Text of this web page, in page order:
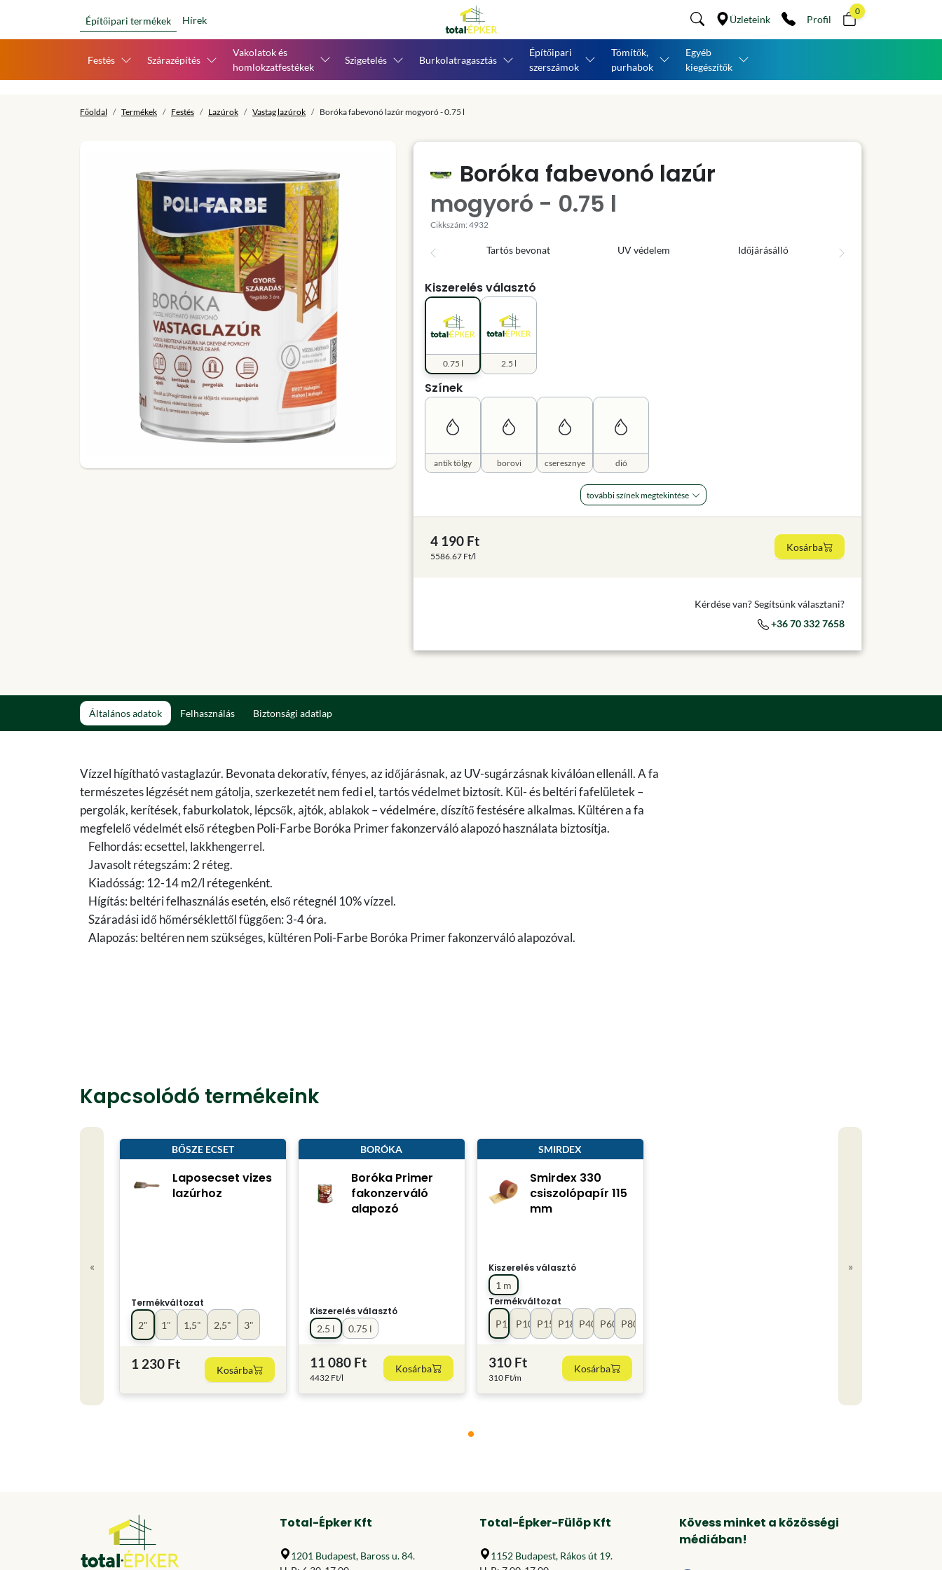
Építőipari termékek Hírek Üzleteink Profil
0
Festés Szárazépítés
Vakolatok és
homlokzatfestékek
Szigetelés Burkolatragasztás
Építőipari
szerszámok
Tömítők,
purhabok
Egyéb
kiegészítők
Főoldal Termékek Festés Lazúrok Vastag lazúrok Boróka fabevonó lazúr mogyoró - 0.75 l
Boróka fabevonó lazúr
mogyoró - 0.75 l
Cikkszám: 4932
Tartós bevonat UV védelem Időjárásálló
Kiszerelés választó
0.75 l 2.5 l
Színek
antik tölgy borovi cseresznye dió
további színek megtekintése
4 190 Ft
5586.67 Ft/l
Kosárba
Kérdése van? Segítsünk választani?
+36 70 332 7658
Általános adatok Felhasználás Biztonsági adatlap
Vízzel hígítható vastaglazúr. Bevonata dekoratív, fényes, az időjárásnak, az UV-sugárzásnak kiválóan ellenáll. A fa
természetes légzését nem gátolja, szerkezetét nem fedi el, tartós védelmet biztosít. Kül- és beltéri fafelületek –
pergolák, kerítések, faburkolatok, lépcsők, ajtók, ablakok – védelmére, díszítő festésére alkalmas. Kültéren a fa
megfelelő védelmét első rétegben Poli-Farbe Boróka Primer fakonzerváló alapozó használata biztosítja.
Felhordás: ecsettel, lakkhengerrel.
Javasolt rétegszám: 2 réteg.
Kiadósság: 12-14 m2/l rétegenként.
Hígítás: beltéri felhasználás esetén, első rétegnél 10% vízzel.
Száradási idő hőmérséklettől függően: 3-4 óra.
Alapozás: beltéren nem szükséges, kültéren Poli-Farbe Boróka Primer fakonzerváló alapozóval.
Kapcsolódó termékeink
«
BŐSZE ECSET
Laposecset vizes
lazúrhoz
Termékváltozat
1"
1,5"
2" 2,5" 3"
1 230 Ft Kosárba
BORÓKA
Boróka Primer
fakonzerváló
alapozó
Kiszerelés választó
0.75 l
2.5 l
11 080 Ft
4432 Ft/l
Kosárba
SMIRDEX
Smirdex 330
csiszolópapír 115
mm
Kiszerelés választó
1 m
Termékváltozat
P100
P120 P150P180P40 P60 P80
310 Ft
310 Ft/m
Kosárba
»
Total-Épker Kft
1201 Budapest, Baross u. 84.
Total-Épker-Fülöp Kft
1152 Budapest, Rákos út 19.
Kövess minket a közösségi
médiában!